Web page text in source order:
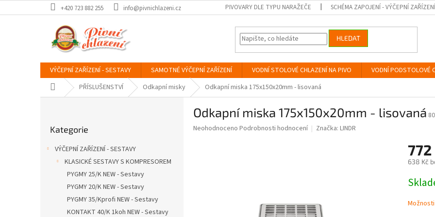
na
+420 723 882 255 info@pivnichlazeni.cz PIVOVARY DLE TYPU NARAŽEČE SCHÉMA ZAPOJENÍ - VÝČEPNÍ ZAŘÍZENÍ
HLEDAT
VÝČEPNÍ ZAŘÍZENÍ - SESTAVY SAMOTNÉ VÝČEPNÍ ZAŘÍZENÍ VODNÍ STOLOVÉ CHLAZENÍ NA PIVO VODNÍ PODSTOLOVÉ
Domů PŘÍSLUŠENSTVÍ Odkapní misky Odkapní miska 175x150x20mm - lisovaná
kategorie
Kategorie
VÝČEPNÍ ZAŘÍZENÍ - SESTAVY
KLASICKÉ SESTAVY S KOMPRESOREM
PYGMY 25/K NEW - Sestavy
PYGMY 20/K NEW - Sestavy
PYGMY 35/Kprofi NEW - Sestavy
KONTAKT 40/K 1koh NEW - Sestavy
Odkapní miska 175x150x20mm - lisovaná
Průměrné
Neohodnoceno Podrobnosti hodnocení Značka: LINDR
772
638 Kč
cena: